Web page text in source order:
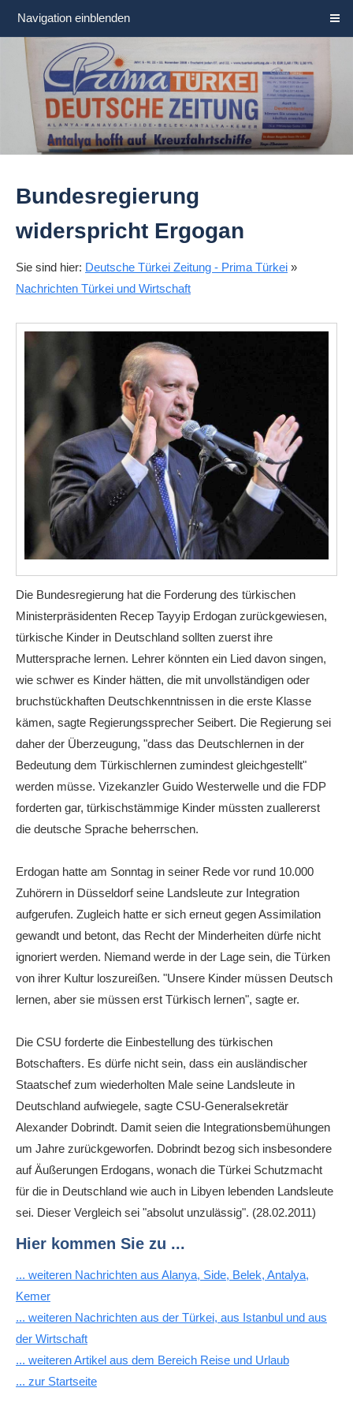
Navigation einblenden
Bundesregierung
widerspricht Ergogan
Sie sind hier: Deutsche Türkei Zeitung - Prima Türkei »
Nachrichten Türkei und Wirtschaft
Die Bundesregierung hat die Forderung des türkischen
Ministerpräsidenten Recep Tayyip Erdogan zurückgewiesen,
türkische Kinder in Deutschland sollten zuerst ihre
Muttersprache lernen. Lehrer könnten ein Lied davon singen,
wie schwer es Kinder hätten, die mit unvollständigen oder
bruchstückhaften Deutschkenntnissen in die erste Klasse
kämen, sagte Regierungssprecher Seibert. Die Regierung sei
daher der Überzeugung, "dass das Deutschlernen in der
Bedeutung dem Türkischlernen zumindest gleichgestellt"
werden müsse. Vizekanzler Guido Westerwelle und die FDP
forderten gar, türkischstämmige Kinder müssten zuallererst
die deutsche Sprache beherrschen.
Erdogan hatte am Sonntag in seiner Rede vor rund 10.000
Zuhörern in Düsseldorf seine Landsleute zur Integration
aufgerufen. Zugleich hatte er sich erneut gegen Assimilation
gewandt und betont, das Recht der Minderheiten dürfe nicht
ignoriert werden. Niemand werde in der Lage sein, die Türken
von ihrer Kultur loszureißen. "Unsere Kinder müssen Deutsch
lernen, aber sie müssen erst Türkisch lernen", sagte er.
Die CSU forderte die Einbestellung des türkischen
Botschafters. Es dürfe nicht sein, dass ein ausländischer
Staatschef zum wiederholten Male seine Landsleute in
Deutschland aufwiegele, sagte CSU-Generalsekretär
Alexander Dobrindt. Damit seien die Integrationsbemühungen
um Jahre zurückgeworfen. Dobrindt bezog sich insbesondere
auf Äußerungen Erdogans, wonach die Türkei Schutzmacht
für die in Deutschland wie auch in Libyen lebenden Landsleute
sei. Dieser Vergleich sei "absolut unzulässig". (28.02.2011)
Hier kommen Sie zu ...
... weiteren Nachrichten aus Alanya, Side, Belek, Antalya,
Kemer
... weiteren Nachrichten aus der Türkei, aus Istanbul und aus
der Wirtschaft
... weiteren Artikel aus dem Bereich Reise und Urlaub
... zur Startseite